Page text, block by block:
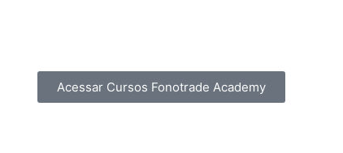
Acessar Cursos Fonotrade Academy